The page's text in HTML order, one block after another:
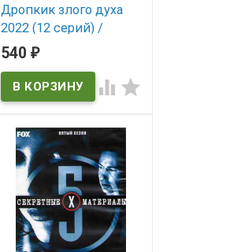
Дропкик злого духа
2022 (12 серий) /
Привлекая поцелуй
540₽
 